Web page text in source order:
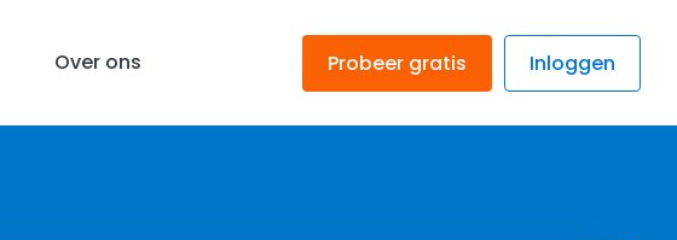
Probeer gratis Inloggen
Over ons